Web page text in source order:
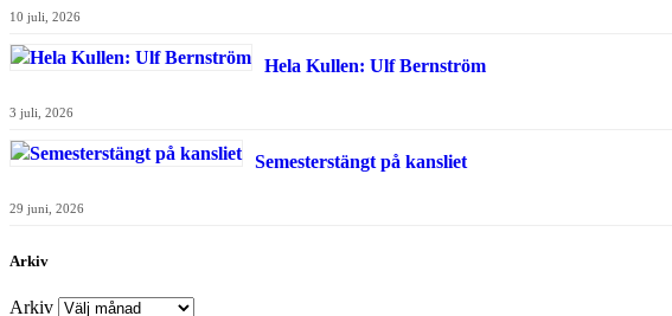
10 juli, 2026
Hela Kullen: Ulf Bernström
3 juli, 2026
Semesterstängt på kansliet
29 juni, 2026
Arkiv
Arkiv